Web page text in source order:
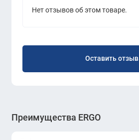
Нет отзывов об этом товаре.
Оставить отзыв
Преимущества ERGO